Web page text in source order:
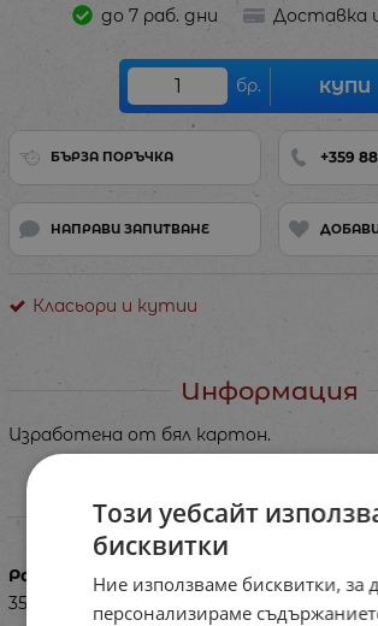
до 7 раб. дни Доставка
бр. КУПИ
БЪРЗА ПОРЪЧКА +359
НАПРАВИ ЗАПИТВАНЕ
Класьори и кутии
Информация
Изработена от бял картон.
Размери в см
35x25x8
Този уебсайт
бисквитки
Ние използваме бисквитки, за
персонализираме